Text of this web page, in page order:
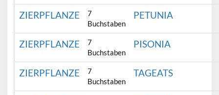
ZIERPFLANZE
7
Buchstaben
PETUNIA
ZIERPFLANZE
7
Buchstaben
PISONIA
ZIERPFLANZE
7
Buchstaben
TAGEATS